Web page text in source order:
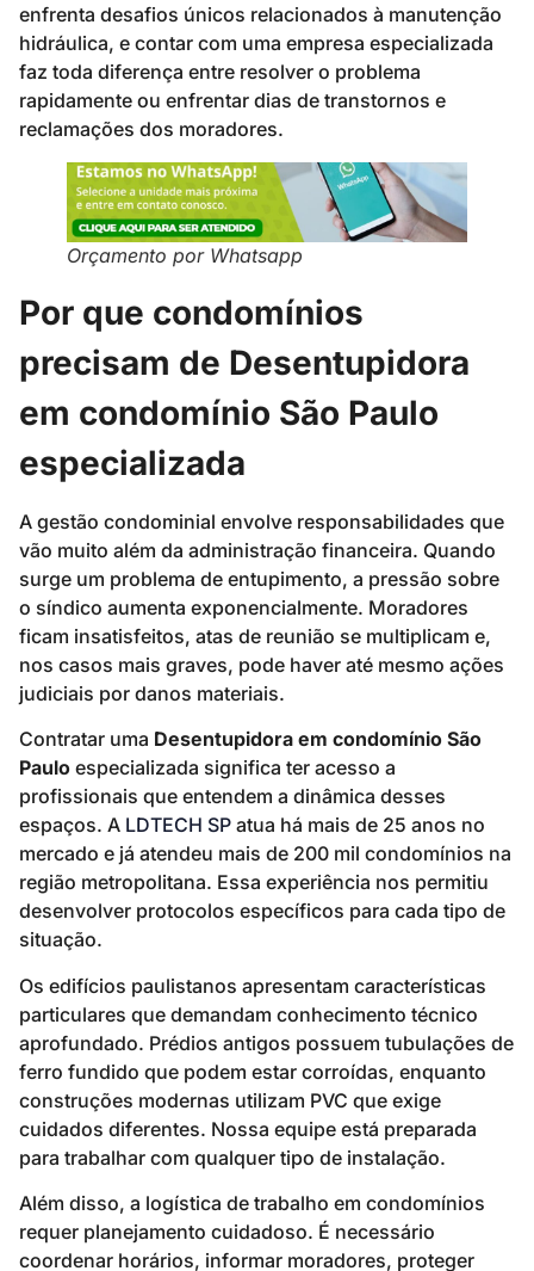
enfrenta desafios únicos relacionados à manutenção
hidráulica, e contar com uma empresa especializada
faz toda diferença entre resolver o problema
rapidamente ou enfrentar dias de transtornos e
reclamações dos moradores.
Orçamento por Whatsapp
Por que condomínios
precisam de Desentupidora
em condomínio São Paulo
especializada
A gestão condominial envolve responsabilidades que
vão muito além da administração financeira. Quando
surge um problema de entupimento, a pressão sobre
o síndico aumenta exponencialmente. Moradores
ficam insatisfeitos, atas de reunião se multiplicam e,
nos casos mais graves, pode haver até mesmo ações
judiciais por danos materiais.
Contratar uma Desentupidora em condomínio São
Paulo especializada significa ter acesso a
profissionais que entendem a dinâmica desses
espaços. A LDTECH SP atua há mais de 25 anos no
mercado e já atendeu mais de 200 mil condomínios na
região metropolitana. Essa experiência nos permitiu
desenvolver protocolos específicos para cada tipo de
situação.
Os edifícios paulistanos apresentam características
particulares que demandam conhecimento técnico
aprofundado. Prédios antigos possuem tubulações de
ferro fundido que podem estar corroídas, enquanto
construções modernas utilizam PVC que exige
cuidados diferentes. Nossa equipe está preparada
para trabalhar com qualquer tipo de instalação.
Além disso, a logística de trabalho em condomínios
requer planejamento cuidadoso. É necessário
coordenar horários, informar moradores, proteger